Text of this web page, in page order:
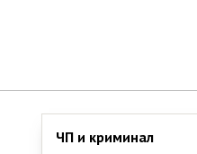
ЧП и криминал